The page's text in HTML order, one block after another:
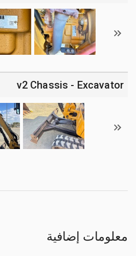
v2 Chassis - Excavator
معلومات إضافية